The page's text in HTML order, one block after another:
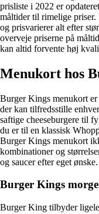
prisliste i 2022 er
måltider til rimelige priser.
og prisvarierer alt efter
overveje priserne på
kan altid forvente høj
Menukort hos
Burger Kings menukort
der kan tilfredsstille
saftige cheeseburgere til
du er til en klassisk
Burger Kings menukort
kombinationer og
og saucer efter eget ønske.
Burger Kings
Burger King tilbyder